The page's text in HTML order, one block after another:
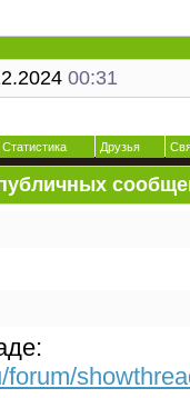
00:31
Статистика Друзья